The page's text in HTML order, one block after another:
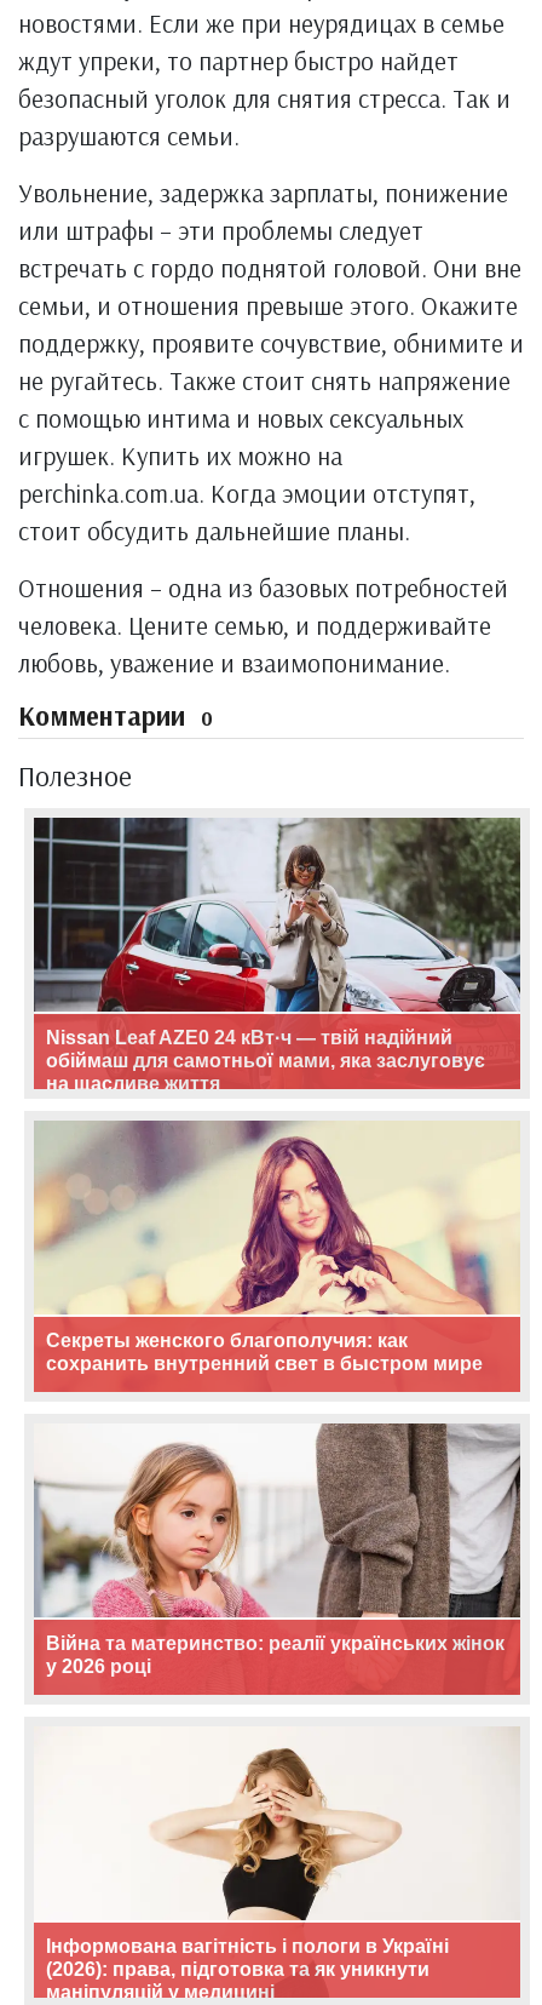
новостями. Если же при неурядицах в семье
ждут упреки, то партнер быстро найдет
безопасный уголок для снятия стресса. Так и
разрушаются семьи.
Увольнение, задержка зарплаты, понижение
или штрафы – эти проблемы следует
встречать с гордо поднятой головой. Они вне
семьи, и отношения превыше этого. Окажите
поддержку, проявите сочувствие, обнимите и
не ругайтесь. Также стоит снять напряжение
с помощью интима и новых сексуальных
игрушек. Купить их можно на
perchinka.com.ua. Когда эмоции отступят,
стоит обсудить дальнейшие планы.
Отношения – одна из базовых потребностей
человека. Цените семью, и поддерживайте
любовь, уважение и взаимопонимание.
Комментарии 0
Полезное
Nissan Leaf AZE0 24 кВт·ч — твій надійний
обіймаш для самотньої мами, яка заслуговує
на щасливе життя
Секреты женского благополучия: как
сохранить внутренний свет в быстром мире
Війна та материнство: реалії українських жінок
у 2026 році
Інформована вагітність і пологи в Україні
(2026): права, підготовка та як уникнути
маніпуляцій у медицині